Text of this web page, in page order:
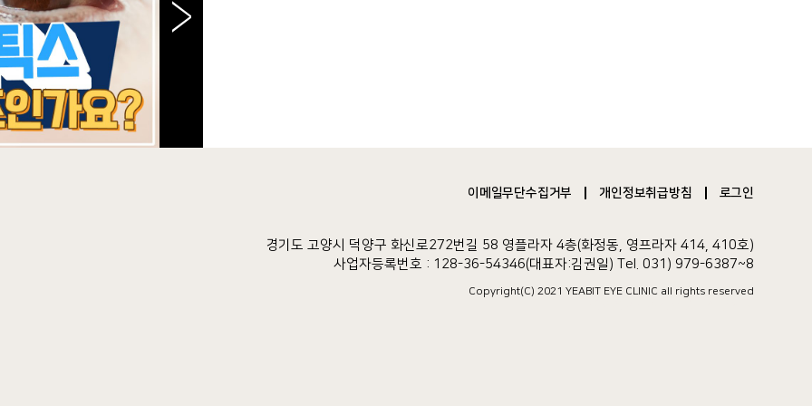
>
이메일무단수집거부 개인정보취급방침 로그인
경기도 고양시 덕양구 화신로272번길 58 영플라자 4층(화정동, 영프라자 414, 410호)
사업자등록번호 : 128-36-54346(대표자:김권일) Tel. 031) 979-6387~8
Copyright(C) 2021 YEABIT EYE CLINIC all rights reserved